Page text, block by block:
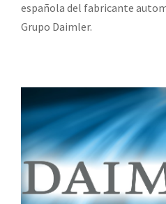
española del fabricante
Grupo Daimler.